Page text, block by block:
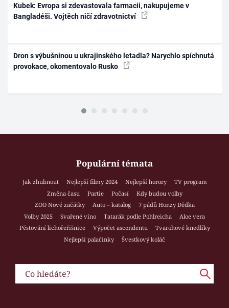
Kubek: Evropa si zdevastovala farmacii, nakupujeme v
Bangladéši. Vojtěch ničí zdravotnictví
Dron s výbušninou u ukrajinského letadla? Narychlo spíchnutá
provokace, okomentovalo Rusko
Populární témata
Jak zhubnout Nejlepší filmy 2024 Nejlepší horory
TV program
Změna času
Partie Počasí
Kdy budou volby
ZOO Nové začátky
Auto – katalog
7 pádů Honzy Dědka
Volby 2025
Svařené víno Tatarák podle Pohlreicha
Aloe vera
Pěstování lichořeřišnice
Výpočet ascendentu
Tvarohové knedlíky
Nejlepší palačinky
Švestkový koláč